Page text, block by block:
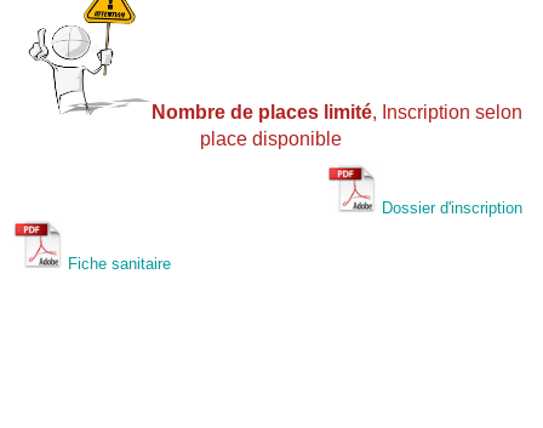
Nombre de places limité, Inscription selon
place disponible
Dossier d'inscription
Fiche sanitaire